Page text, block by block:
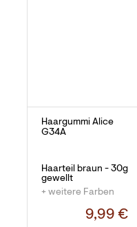
Haargummi Alice
G34A
Haarteil braun - 30g
gewellt
+ weitere Farben
9,99 €